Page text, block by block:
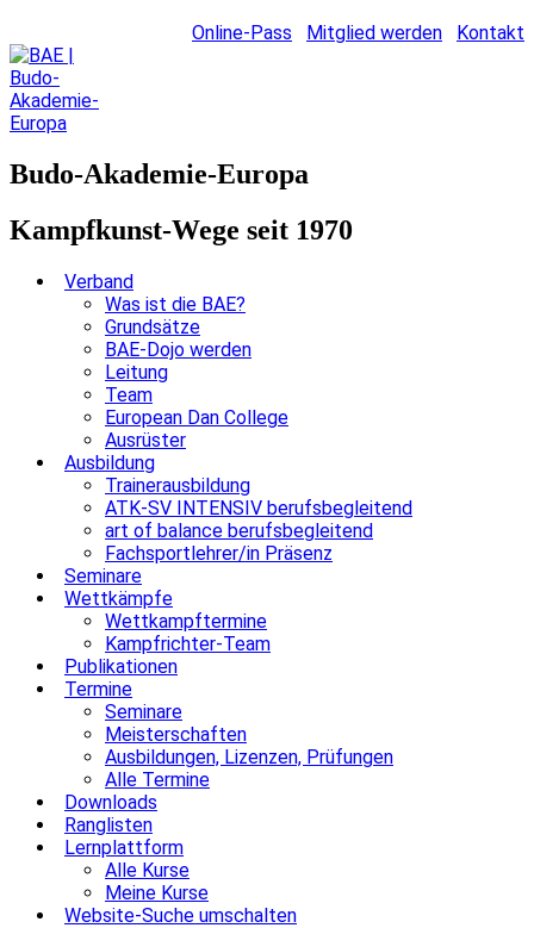
Online-Pass Mitglied werden Kontakt
Budo-Akademie-Europa
Kampfkunst-Wege seit 1970
Verband
Was ist die BAE?
Grundsätze
BAE-Dojo werden
Leitung
Team
European Dan College
Ausrüster
Ausbildung
Trainerausbildung
ATK-SV INTENSIV berufsbegleitend
art of balance berufsbegleitend
Fachsportlehrer/in Präsenz
Seminare
Wettkämpfe
Wettkampftermine
Kampfrichter-Team
Publikationen
Termine
Seminare
Meisterschaften
Ausbildungen, Lizenzen, Prüfungen
Alle Termine
Downloads
Ranglisten
Lernplattform
Alle Kurse
Meine Kurse
Website-Suche umschalten